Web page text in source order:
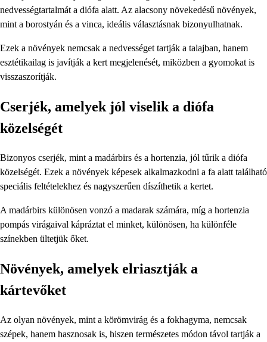
nedvességtartalmát a diófa alatt. Az alacsony növekedésű növények,
mint a borostyán és a vinca, ideális választásnak bizonyulhatnak.
Ezek a növények nemcsak a nedvességet tartják a talajban, hanem
esztétikailag is javítják a kert megjelenését, miközben a gyomokat is
visszaszorítják.
Cserjék, amelyek jól viselik a diófa
közelségét
Bizonyos cserjék, mint a madárbirs és a hortenzia, jól tűrik a diófa
közelségét. Ezek a növények képesek alkalmazkodni a fa alatt található
speciális feltételekhez és nagyszerűen díszíthetik a kertet.
A madárbirs különösen vonzó a madarak számára, míg a hortenzia
pompás virágaival kápráztat el minket, különösen, ha különféle
színekben ültetjük őket.
Növények, amelyek elriasztják a
kártevőket
Az olyan növények, mint a körömvirág és a fokhagyma, nemcsak
szépek, hanem hasznosak is, hiszen természetes módon távol tartják a